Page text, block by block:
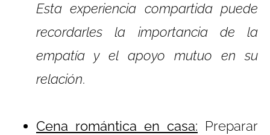
Esta experiencia compartida puede
recordarles la importancia de la
empatía y el apoyo mutuo en su
relación.
Cena romántica en casa: Preparar